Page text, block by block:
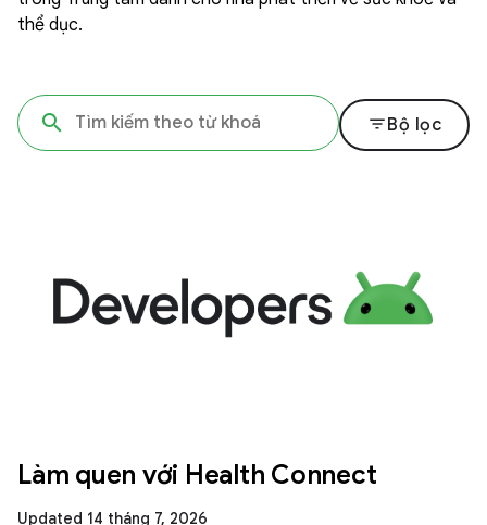
thể dục.
filter_listBộ lọc
Làm quen với Health Connect
Updated 14 tháng 7, 2026